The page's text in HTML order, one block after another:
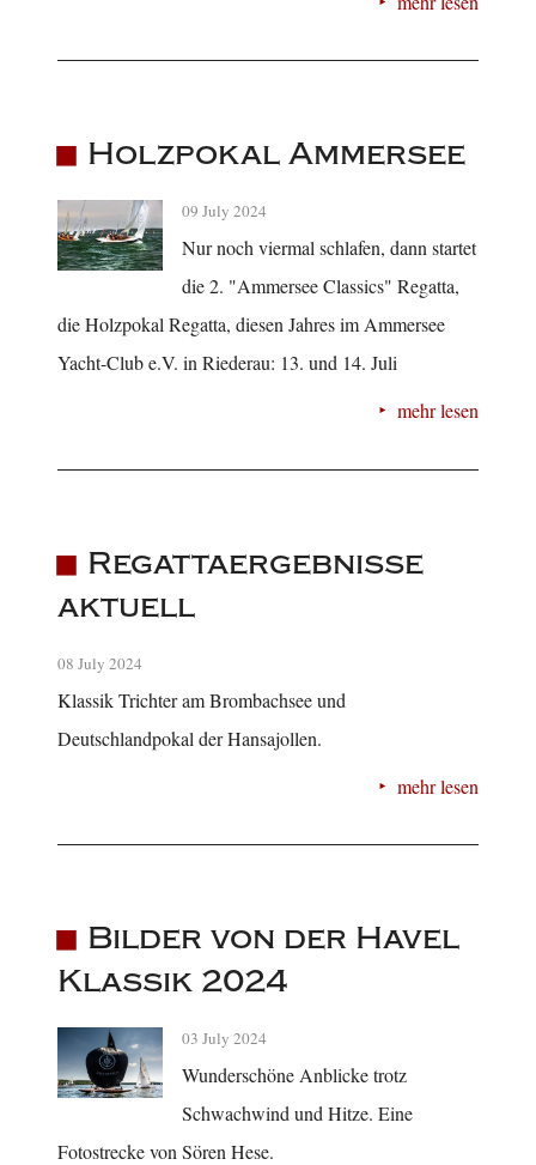
Holzpokal Ammersee
09 July 2024
Nur noch viermal schlafen, dann startet
die 2. "Ammersee Classics" Regatta,
die Holzpokal Regatta, diesen Jahres im Ammersee
Yacht-Club e.V. in Riederau: 13. und 14. Juli
mehr lesen
Regattaergebnisse
aktuell
08 July 2024
Klassik Trichter am Brombachsee und
Deutschlandpokal der Hansajollen.
mehr lesen
Bilder von der Havel
Klassik 2024
03 July 2024
Wunderschöne Anblicke trotz
Schwachwind und Hitze. Eine
Fotostrecke von Sören Hese.